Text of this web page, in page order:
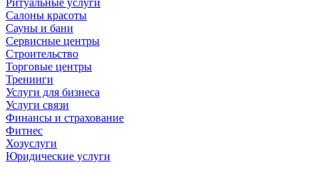
Ритуальные услуги
Салоны красоты
Сауны и бани
Сервисные центры
Строительство
Торговые центры
Тренинги
Услуги для бизнеса
Услуги связи
Финансы и страхование
Фитнес
Хозуслуги
Юридические услуги